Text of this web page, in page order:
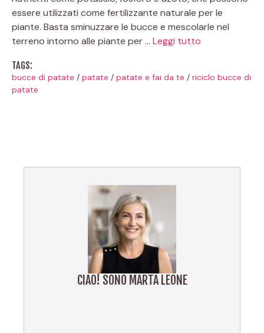
essere utilizzati come fertilizzante naturale per le
piante. Basta sminuzzare le bucce e mescolarle nel
terreno intorno alle piante per … Leggi tutto
TAGS:
bucce di patate / patate / patate e fai da te / riciclo bucce di
patate
CIAO! SONO MARTA LEONE